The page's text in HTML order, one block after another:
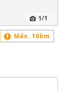
1/1
Máx. 10km